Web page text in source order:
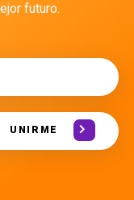
futuro.
UNIRME